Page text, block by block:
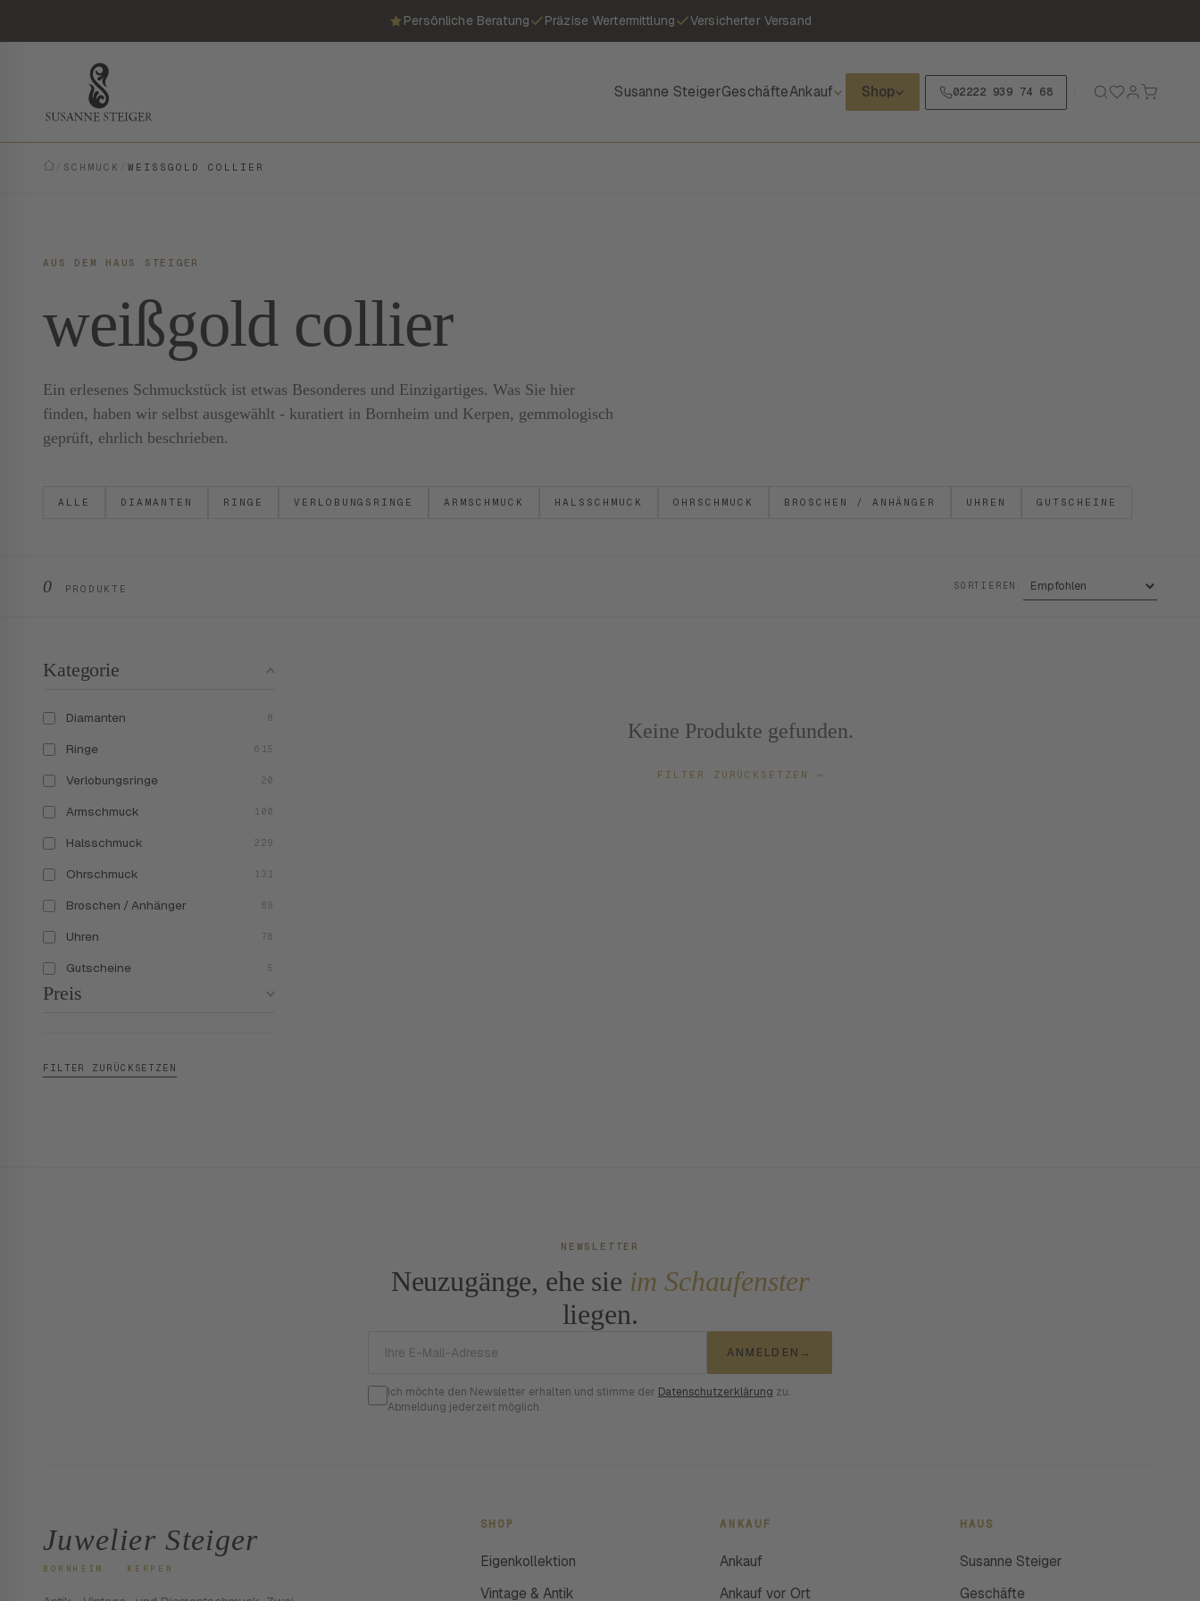
Persönliche Beratung Präzise Wertermittlung Versicherter Versand
Susanne SteigerGeschäfteAnkauf Shop 02222 939 74 68
SCHMUCK WEISSGOLD COLLIER
AUS DEM HAUS STEIGER
weißgold collier
Ein erlesenes Schmuckstück ist etwas Besonderes und Einzigartiges. Was Sie hier
finden, haben wir selbst ausgewählt - kuratiert in Bornheim und Kerpen, gemmologisch
geprüft, ehrlich beschrieben.
ALLE DIAMANTEN RINGE VERLOBUNGSRINGE ARMSCHMUCK HALSSCHMUCK OHRSCHMUCK BROSCHEN / ANHÄNGER UHREN GUTSCHEINE
0 PRODUKTE SORTIEREN:
Kategorie
Diamanten 8
Ringe 615
Verlobungsringe 20
Armschmuck 100
Halsschmuck 229
Ohrschmuck 131
Broschen / Anhänger 89
Uhren 78
Gutscheine 5
Preis
FILTER ZURÜCKSETZEN
Keine Produkte gefunden.
FILTER ZURÜCKSETZEN →
NEWSLETTER
Neuzugänge, ehe sie im Schaufenster
liegen.
ANMELDEN →
Ich möchte den Newsletter erhalten und stimme der Datenschutzerklärung zu.
Abmeldung jederzeit möglich.
Juwelier Steiger
BORNHEIM · KERPEN
SHOP
Eigenkollektion
Vintage & Antik
ANKAUF
Ankauf
Ankauf vor Ort
HAUS
Susanne Steiger
Geschäfte